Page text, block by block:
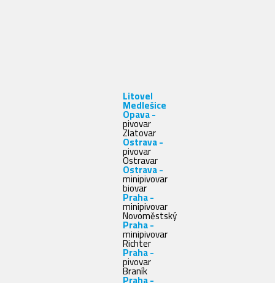
Litovel
Medlešice
Opava -
pivovar
Zlatovar
Ostrava -
pivovar
Ostravar
Ostrava -
minipivovar
biovar
Praha -
minipivovar
Novoměstský
Praha -
minipivovar
Richter
Praha -
pivovar
Braník